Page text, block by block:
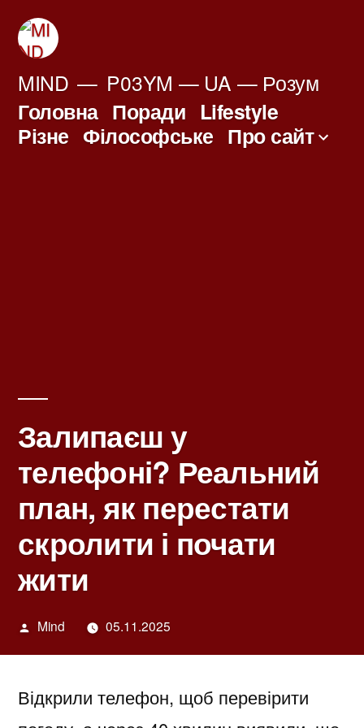
Перейти
до
вмісту
MIND P03YM — UA — Розум
Головна Поради Lifestyle
Різне Філософське Про сайт
Залипаєш у
телефоні? Реальний
план, як перестати
скролити і почати
жити
Написано
Mind 05.11.2025
Відкрили телефон, щоб перевірити